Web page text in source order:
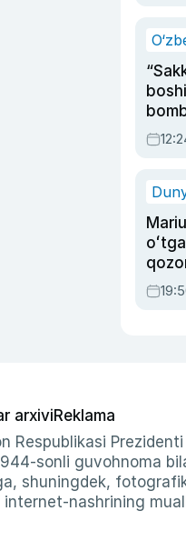
arxiviReklama
Respublikasi
sonli guvohnoma
shuningdek,
nashrining